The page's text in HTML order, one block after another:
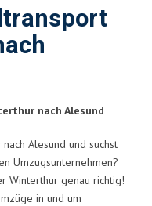
nach Alesund
Alesund und suchst
Umzugsunternehmen?
Winterthur genau richtig!
in und um